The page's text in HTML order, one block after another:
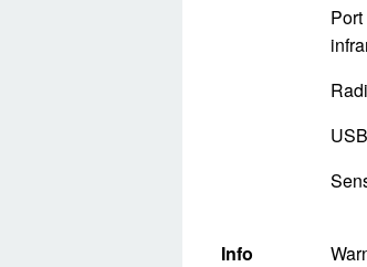
Port
USB
Info